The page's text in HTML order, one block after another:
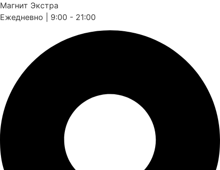
Магнит Экстра
Ежедневно | 9:00 - 21:00